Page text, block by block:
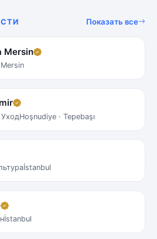
Показать все
Mersin
Mersin
Hoşnudiye · Tepebaşı
İstanbul
İstanbul